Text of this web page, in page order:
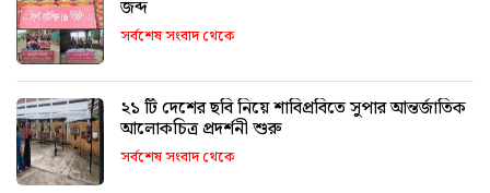
জব্দ
সর্বশেষ সংবাদ থেকে
২১ টি দেশের ছবি নিয়ে শাবিপ্রবিতে সুপার আন্তর্জাতিক
আলোকচিত্র প্রদর্শনী শুরু
সর্বশেষ সংবাদ থেকে